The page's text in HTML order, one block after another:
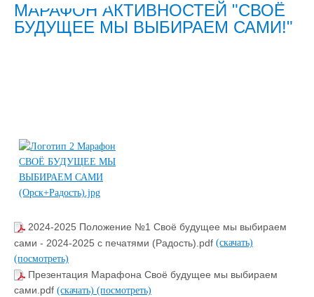
МАРАФОН АКТИВНОСТЕЙ "СВОЁ
БУДУЩЕЕ МЫ ВЫБИРАЕМ САМИ!"
2024-2025 Положение №1 Своё будущее мы выбираем
сами - 2024-2025 с печатями (Радость).pdf (скачать)
(посмотреть)
Презентация Марафона Своё будущее мы выбираем
сами.pdf (скачать) (посмотреть)